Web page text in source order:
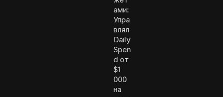
ами:
Упра
влял
Daily
Spen
d от
$1
000
на